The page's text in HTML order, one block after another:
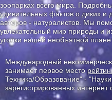
зоопарках всего мира.
удивительных фактов о диких
авторов - натуралистов. Мы
увлекательный мир природы и
уголки нашей необъятной
Международный
занимает первое место
Техника/Образование" -
зарегистрированных интернет